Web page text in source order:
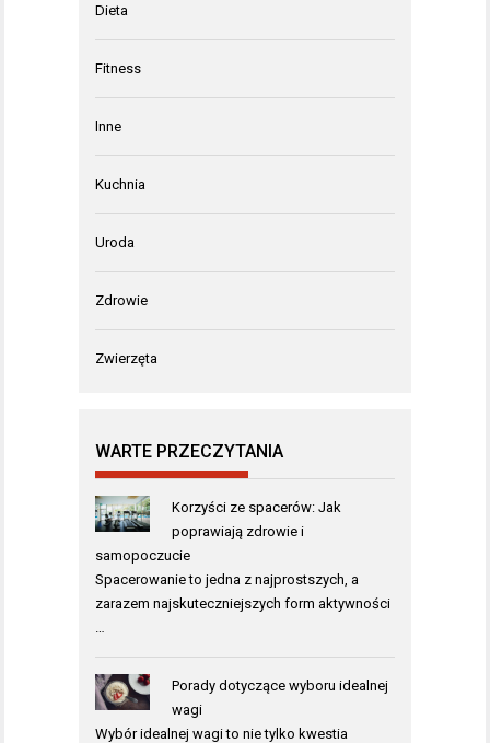
Dieta
Fitness
Inne
Kuchnia
Uroda
Zdrowie
Zwierzęta
WARTE PRZECZYTANIA
Korzyści ze spacerów: Jak
poprawiają zdrowie i
samopoczucie
Spacerowanie to jedna z najprostszych, a
zarazem najskuteczniejszych form aktywności
Porady dotyczące wyboru idealnej
wagi
Wybór idealnej wagi to nie tylko kwestia